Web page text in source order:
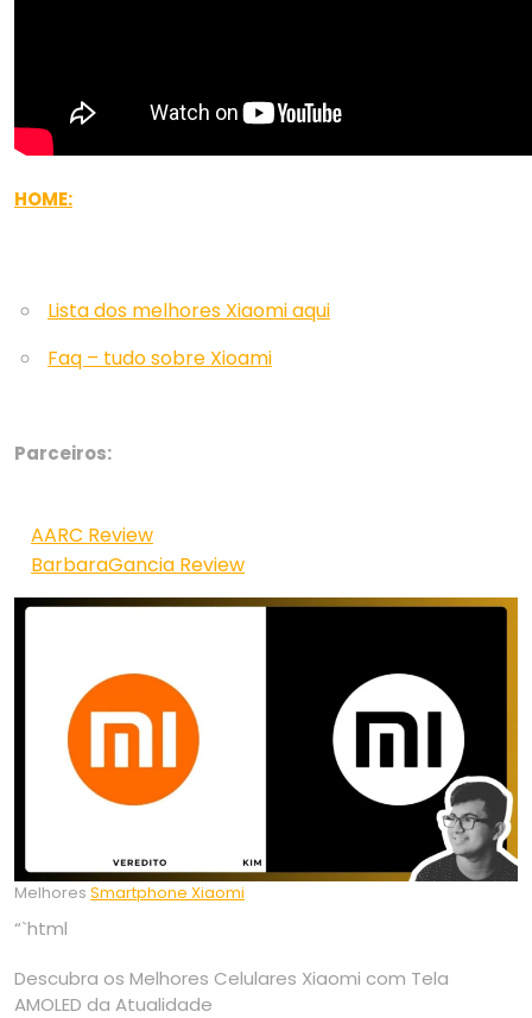
HOME:
Lista dos melhores Xiaomi aqui
Faq – tudo sobre Xioami
Parceiros:
AARC Review
BarbaraGancia Review
Melhores Smartphone Xiaomi
“`html
Descubra os Melhores Celulares Xiaomi com Tela
AMOLED da Atualidade